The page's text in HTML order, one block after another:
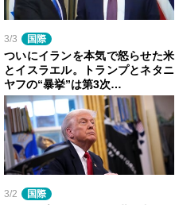
3/3 国際
ついにイランを本気で怒らせた米
とイスラエル。トランプとネタニ
ヤフの“暴挙”は第3次…
3/2 国際